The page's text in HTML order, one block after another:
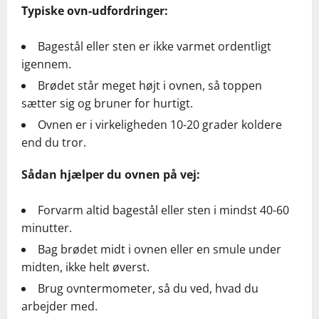
Typiske ovn-udfordringer:
Bagestål eller sten er ikke varmet ordentligt
igennem.
Brødet står meget højt i ovnen, så toppen
sætter sig og bruner for hurtigt.
Ovnen er i virkeligheden 10-20 grader koldere
end du tror.
Sådan hjælper du ovnen på vej:
Forvarm altid bagestål eller sten i mindst 40-60
minutter.
Bag brødet midt i ovnen eller en smule under
midten, ikke helt øverst.
Brug ovntermometer, så du ved, hvad du
arbejder med.